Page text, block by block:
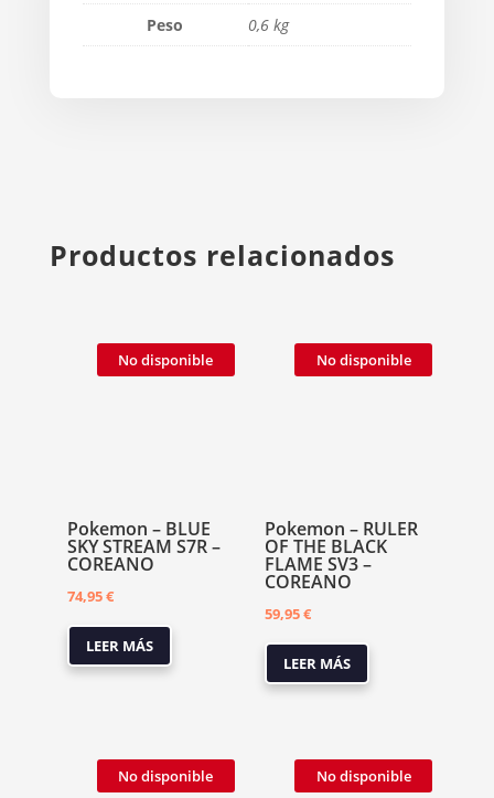
Peso 0,6 kg
Productos relacionados
Pokemon – BLUE
SKY STREAM S7R –
COREANO
74,95€
LEER MÁS
No disponible
Pokemon – RULER
OF THE BLACK
FLAME SV3 –
COREANO
59,95€
LEER MÁS
No disponible
No disponible No disponible